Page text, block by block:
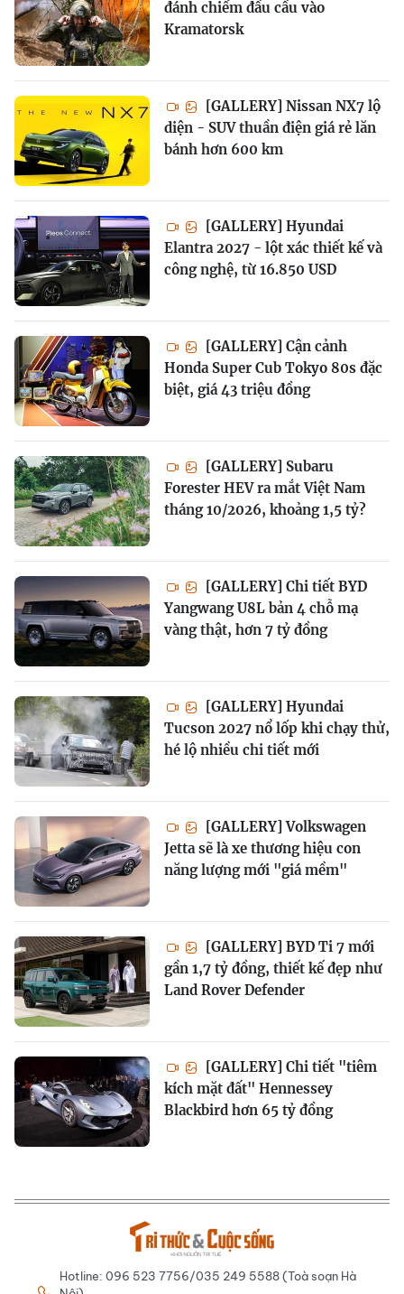
đánh chiếm đầu cầu vào
Kramatorsk
[GALLERY] Nissan NX7 lộ
diện - SUV thuần điện giá rẻ lăn
bánh hơn 600 km
[GALLERY] Hyundai
Elantra 2027 - lột xác thiết kế và
công nghệ, từ 16.850 USD
[GALLERY] Cận cảnh
Honda Super Cub Tokyo 80s đặc
biệt, giá 43 triệu đồng
[GALLERY] Subaru
Forester HEV ra mắt Việt Nam
tháng 10/2026, khoảng 1,5 tỷ?
[GALLERY] Chi tiết BYD
Yangwang U8L bản 4 chỗ mạ
vàng thật, hơn 7 tỷ đồng
[GALLERY] Hyundai
Tucson 2027 nổ lốp khi chạy thử,
hé lộ nhiều chi tiết mới
[GALLERY] Volkswagen
Jetta sẽ là xe thương hiệu con
năng lượng mới "giá mềm"
[GALLERY] BYD Ti 7 mới
gần 1,7 tỷ đồng, thiết kế đẹp như
Land Rover Defender
[GALLERY] Chi tiết "tiêm
kích mặt đất" Hennessey
Blackbird hơn 65 tỷ đồng
Hotline: 096 523 7756/035 249 5588 (Toà soạn Hà